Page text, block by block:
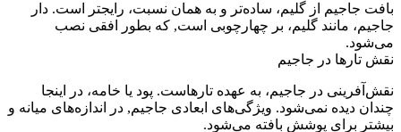
بافت جاجیم از گلیم، ساده‌تر و به همان نسبت، رایجتر است. دار
جاجیم، مانند گلیم، بر چهارچوبی است, که بطور افقی نصب
می‌شود.
نقش تارها در جاجیم
نقش‌آفرینی در جاجیم، به عهده تارهاست. پود یا خامه، در اینجا
چندان دیده نمی‌شود. ویژگی‌های ابعادی جاجیم, در اندازه‌های میانه و
بیشتر برای پوشش بافته می‌شود.